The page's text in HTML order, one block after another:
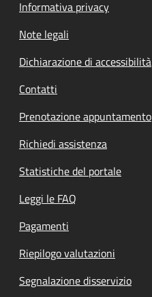
Informativa privacy
Note legali
Dichiarazione di accessibilità
Contatti
Prenotazione appuntamento
Richiedi assistenza
Statistiche del portale
Leggi le FAQ
Pagamenti
Riepilogo valutazioni
Segnalazione disservizio